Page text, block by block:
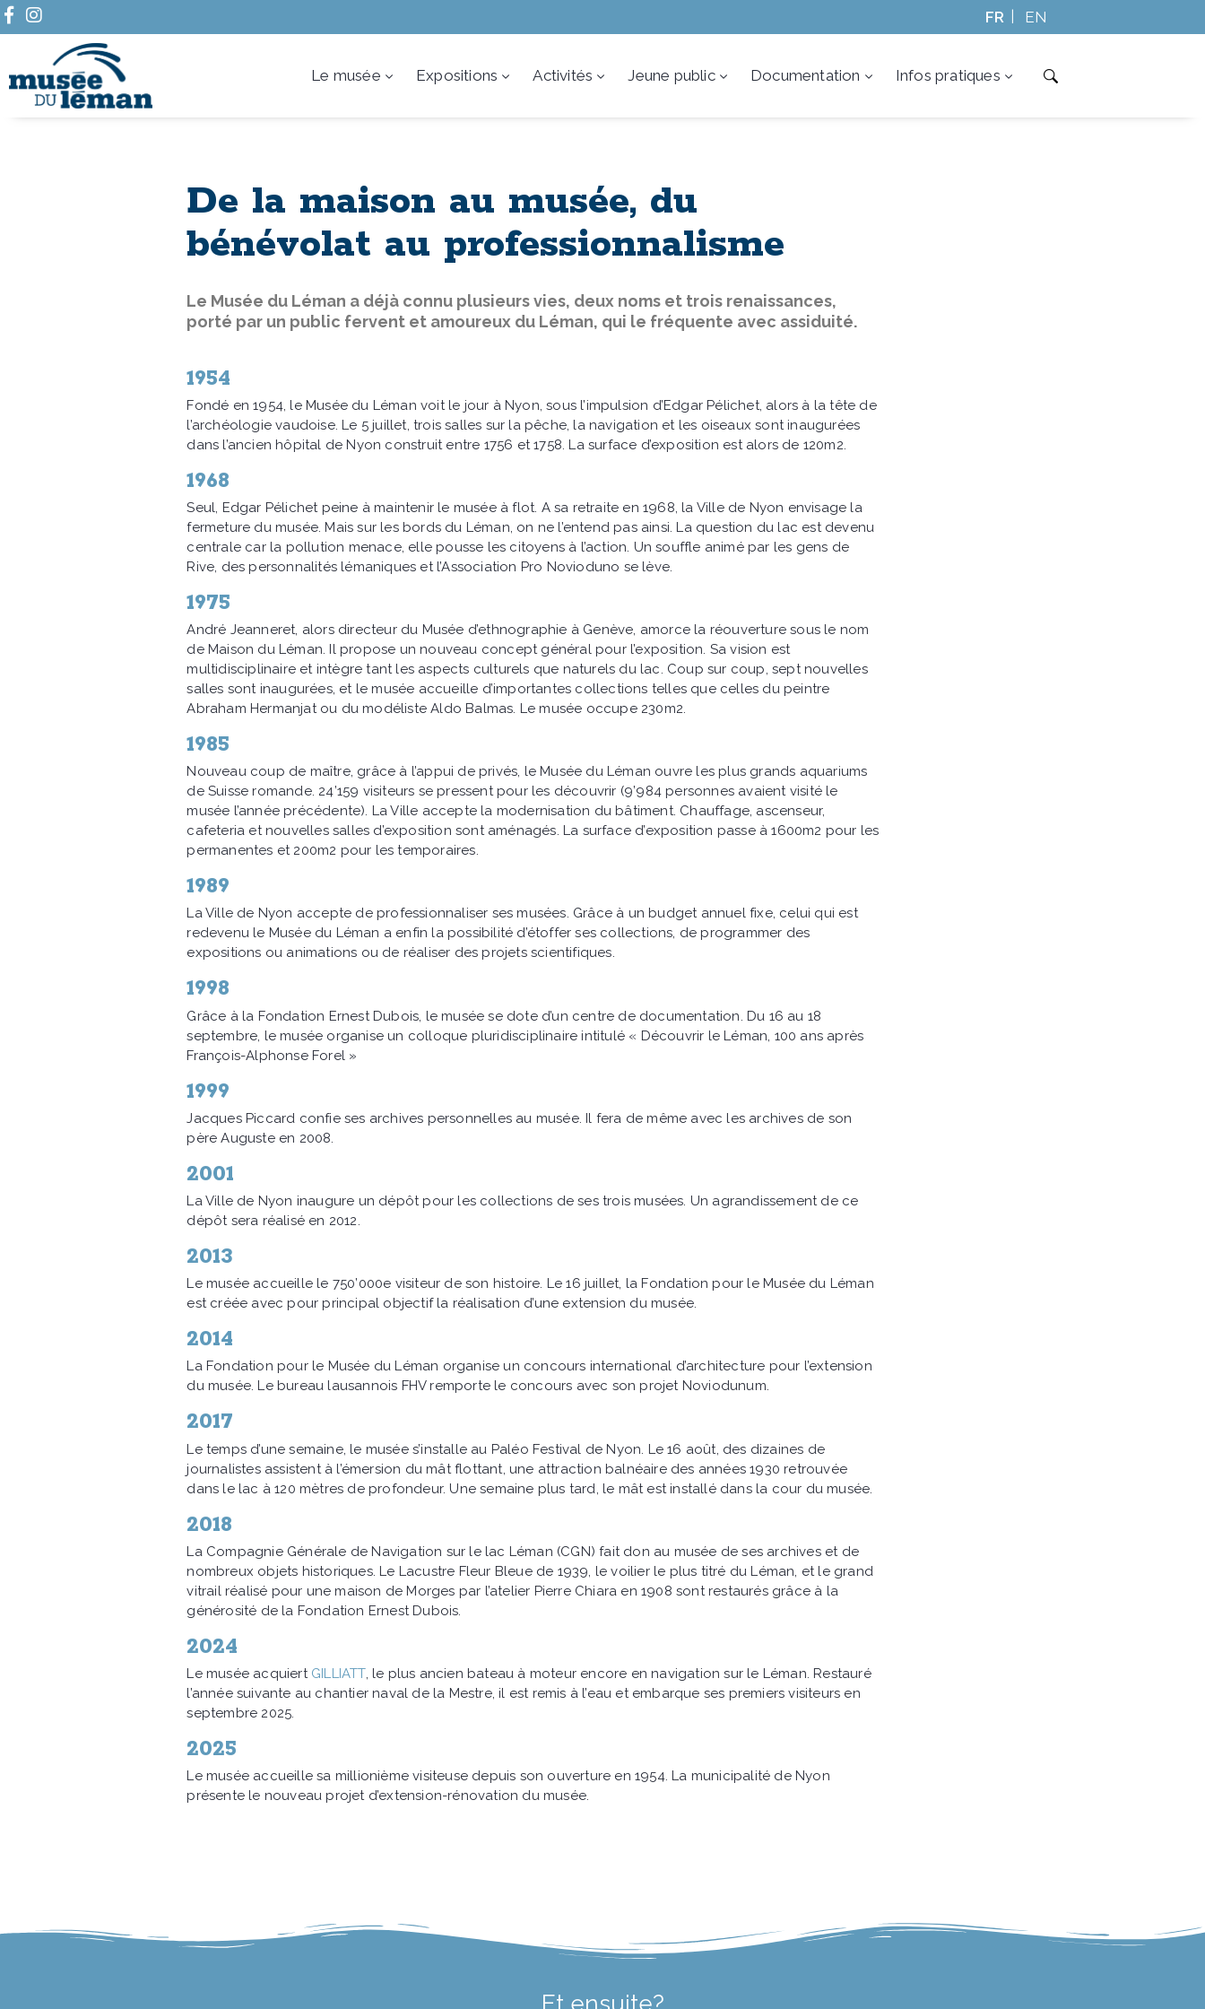
FR EN
Le musée Expositions Activités Jeune public Documentation Infos pratiques
De la maison au musée, du
bénévolat au professionnalisme
Le Musée du Léman a déjà connu plusieurs vies, deux noms et trois renaissances,
porté par un public fervent et amoureux du Léman, qui le fréquente avec assiduité.
1954
Fondé en 1954, le Musée du Léman voit le jour à Nyon, sous l’impulsion d’Edgar Pélichet, alors à la tête de
l’archéologie vaudoise. Le 5 juillet, trois salles sur la pêche, la navigation et les oiseaux sont inaugurées
dans l’ancien hôpital de Nyon construit entre 1756 et 1758. La surface d’exposition est alors de 120m2.
1968
Seul, Edgar Pélichet peine à maintenir le musée à flot. A sa retraite en 1968, la Ville de Nyon envisage la
fermeture du musée. Mais sur les bords du Léman, on ne l’entend pas ainsi. La question du lac est devenu
centrale car la pollution menace, elle pousse les citoyens à l’action. Un souffle animé par les gens de
Rive, des personnalités lémaniques et l’Association Pro Novioduno se lève.
1975
André Jeanneret, alors directeur du Musée d’ethnographie à Genève, amorce la réouverture sous le nom
de Maison du Léman. Il propose un nouveau concept général pour l’exposition. Sa vision est
multidisciplinaire et intègre tant les aspects culturels que naturels du lac. Coup sur coup, sept nouvelles
salles sont inaugurées, et le musée accueille d’importantes collections telles que celles du peintre
Abraham Hermanjat ou du modéliste Aldo Balmas. Le musée occupe 230m2.
1985
Nouveau coup de maître, grâce à l’appui de privés, le Musée du Léman ouvre les plus grands aquariums
de Suisse romande. 24’159 visiteurs se pressent pour les découvrir (9’984 personnes avaient visité le
musée l’année précédente). La Ville accepte la modernisation du bâtiment. Chauffage, ascenseur,
cafeteria et nouvelles salles d’exposition sont aménagés. La surface d’exposition passe à 1600m2 pour les
permanentes et 200m2 pour les temporaires.
1989
La Ville de Nyon accepte de professionnaliser ses musées. Grâce à un budget annuel fixe, celui qui est
redevenu le Musée du Léman a enfin la possibilité d’étoffer ses collections, de programmer des
expositions ou animations ou de réaliser des projets scientifiques.
1998
Grâce à la Fondation Ernest Dubois, le musée se dote d’un centre de documentation. Du 16 au 18
septembre, le musée organise un colloque pluridisciplinaire intitulé « Découvrir le Léman, 100 ans après
François-Alphonse Forel »
1999
Jacques Piccard confie ses archives personnelles au musée. Il fera de même avec les archives de son
père Auguste en 2008.
2001
La Ville de Nyon inaugure un dépôt pour les collections de ses trois musées. Un agrandissement de ce
dépôt sera réalisé en 2012.
2013
Le musée accueille le 750’000e visiteur de son histoire. Le 16 juillet, la Fondation pour le Musée du Léman
est créée avec pour principal objectif la réalisation d’une extension du musée.
2014
La Fondation pour le Musée du Léman organise un concours international d’architecture pour l’extension
du musée. Le bureau lausannois FHV remporte le concours avec son projet Noviodunum.
2017
Le temps d’une semaine, le musée s’installe au Paléo Festival de Nyon. Le 16 août, des dizaines de
journalistes assistent à l’émersion du mât flottant, une attraction balnéaire des années 1930 retrouvée
dans le lac à 120 mètres de profondeur. Une semaine plus tard, le mât est installé dans la cour du musée.
2018
La Compagnie Générale de Navigation sur le lac Léman (CGN) fait don au musée de ses archives et de
nombreux objets historiques. Le Lacustre Fleur Bleue de 1939, le voilier le plus titré du Léman, et le grand
vitrail réalisé pour une maison de Morges par l’atelier Pierre Chiara en 1908 sont restaurés grâce à la
générosité de la Fondation Ernest Dubois.
2024
Le musée acquiert GILLIATT, le plus ancien bateau à moteur encore en navigation sur le Léman. Restauré
l’année suivante au chantier naval de la Mestre, il est remis à l’eau et embarque ses premiers visiteurs en
septembre 2025.
2025
Le musée accueille sa millionième visiteuse depuis son ouverture en 1954. La municipalité de Nyon
présente le nouveau projet d’extension-rénovation du musée.